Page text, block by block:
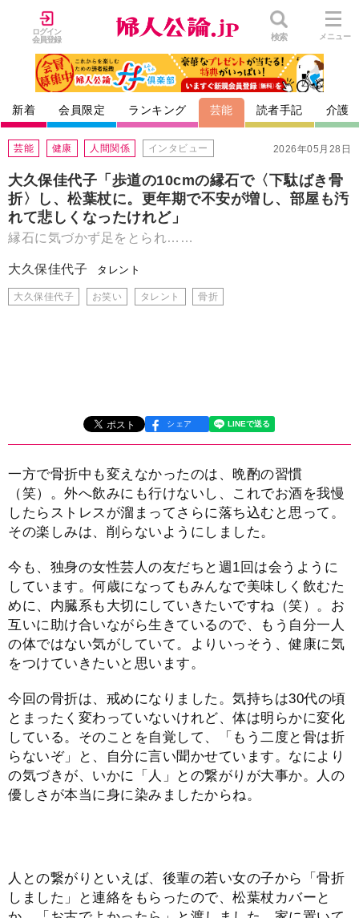
ログイン
会員登録
検索 メニュー
新着 会員限定 ランキング 芸能 読者手記 介護
2026年05月28日
芸能 健康 人間関係 インタビュー
大久保佳代子「歩道の10cmの縁石で〈下駄ばき骨
折〉し、松葉杖に。更年期で不安が増し、部屋も汚
れて悲しくなったけれど」
縁石に気づかず足をとられ……
大久保佳代子 タレント
大久保佳代子 お笑い タレント 骨折
シェア
一方で骨折中も変えなかったのは、晩酌の習慣
（笑）。外へ飲みにも行けないし、これでお酒を我慢
したらストレスが溜まってさらに落ち込むと思って。
その楽しみは、削らないようにしました。
今も、独身の女性芸人の友だちと週1回は会うように
しています。何歳になってもみんなで美味しく飲むた
めに、内臓系も大切にしていきたいですね（笑）。お
互いに助け合いながら生きているので、もう自分一人
の体ではない気がしていて。よりいっそう、健康に気
をつけていきたいと思います。
今回の骨折は、戒めになりました。気持ちは30代の頃
とまったく変わっていないけれど、体は明らかに変化
している。そのことを自覚して、「もう二度と骨は折
らないぞ」と、自分に言い聞かせています。なにより
の気づきが、いかに「人」との繋がりが大事か。人の
優しさが本当に身に染みましたからね。
人との繋がりといえば、後輩の若い女の子から「骨折
しました」と連絡をもらったので、松葉杖カバーと